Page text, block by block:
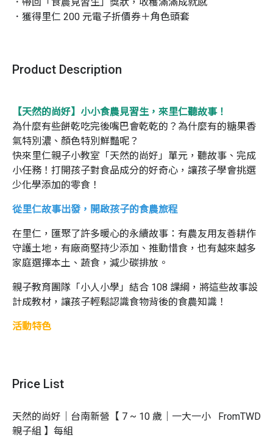
．獲得里仁 200 元電子折價券＋角色頭套
Product Description
【天然的尚好】小小食農見習生，來里仁聽故事！
為什麼有些餅乾吃完後嘴巴會乾乾的？為什麼有的糖果香
氣特別濃、顏色特別鮮豔呢？
快來里仁親子小教室「天然的尚好」單元，聽故事、完成
小任務！打開孩子對食品成分的好奇心，讓孩子學會挑選
少化學添加的零食！
從里仁故事出發，開啟孩子的食農旅程
在里仁，匯聚了許多暖心的永續故事： 有農友用友善耕作
守護土地，有廠商堅持少添加、推動惜食， 也有越來越多
家庭選擇本土、蔬食，減少碳排放。
親子教育團隊「小人小學」結合 108 課綱，將這些故事設
計成教材， 讓孩子輕鬆認識食物背後的食農知識！
活動特色
堂課程）
單元 3 吃菜救地球 | 這樣幫地球降溫最簡單
Price List
天然的尚好｜台南新營【 7 ~ 10 歲｜一大一小
親子組 】每組
FromTWD